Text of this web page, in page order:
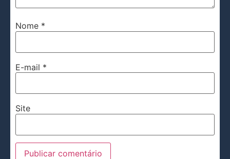
Nome *
E-mail *
Site